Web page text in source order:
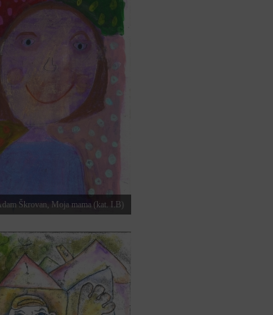
Škrovan, Moja mama (kat. I.B)